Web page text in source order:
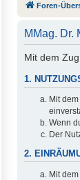
Foren-
MMag. Dr.
Mit dem
1.
Mit
Wenn
Der
2.
Mit